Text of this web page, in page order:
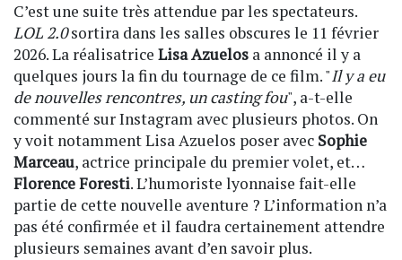
C’est une suite très attendue par les spectateurs.
LOL 2.0sortira dans les salles obscures le 11 février
2026. La réalisatrice Lisa Azuelos a annoncé il y a
quelques jours la fin du tournage de ce film. "Il y a eu
de nouvelles rencontres, un casting fou", a-t-elle
commenté sur Instagram avec plusieurs photos. On
y voit notamment Lisa Azuelos poser avec Sophie
Marceau, actrice principale du premier volet, et…
Florence Foresti. L’humoriste lyonnaise fait-elle
partie de cette nouvelle aventure ? L’information n’a
pas été confirmée et il faudra certainement attendre
plusieurs semaines avant d’en savoir plus.